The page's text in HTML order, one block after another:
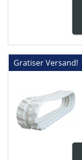
Gratiser Versand!